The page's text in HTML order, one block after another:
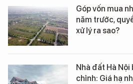
Góp vốn mua
năm trước,
xử lý ra sao?
Nhà đất Hà
chỉnh: Giá hạ